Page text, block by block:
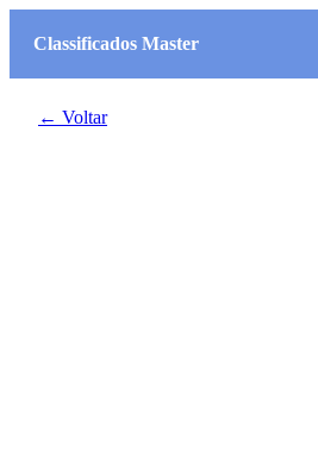
Classificados Master
← Voltar